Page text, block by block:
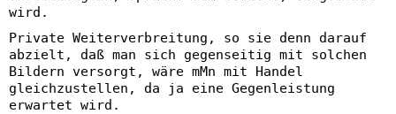
wird.
Private Weiterverbreitung, so sie denn darauf
abzielt, daß man sich gegenseitig mit solchen
Bildern versorgt, wäre mMn mit Handel
gleichzustellen, da ja eine Gegenleistung
erwartet wird.